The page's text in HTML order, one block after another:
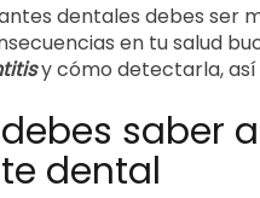
dentales debes ser
en tu salud
y cómo detectarla,
saber
dental